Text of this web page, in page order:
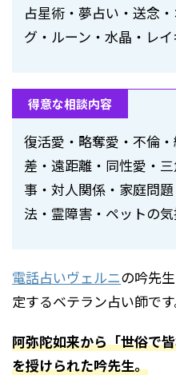
占星術・夢占い・送念
グ・ルーン・水晶・レイ
得意な相談内容
復活愛・略奪愛・不倫
差・遠距離・同性愛・
事・対人関係・家庭問
法・霊障害・ペットの
電話占いヴェルニの吟先
定するベテラン占い師です
阿弥陀如来から「世俗で
を授けられた吟先生。